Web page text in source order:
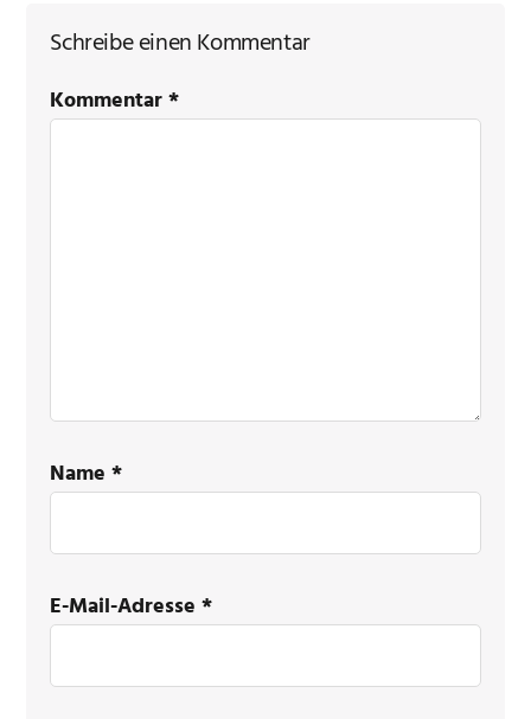
Leser-
Interaktionen
Schreibe einen Kommentar
Kommentar*
Name*
E-Mail-Adresse*